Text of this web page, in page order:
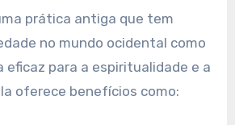
prática antiga que tem
no mundo ocidental como
para a espiritualidade e a
oferece benefícios como: